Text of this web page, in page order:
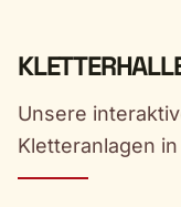
Unsere
Kletteranlagen